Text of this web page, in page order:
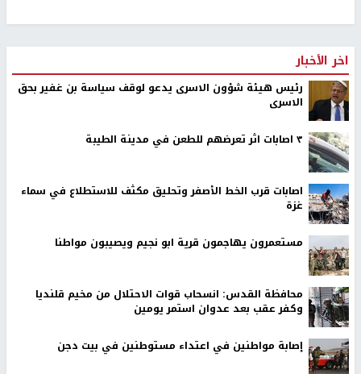
اخر الأخبار
رئيس هيئة شؤون الاسرى يدعو لوقف سياسة بن غفير بحق
الاسرى
٣ اصابات اثر تعرضهم للطعن في مدينة الطيبة
اصابات قرب الخط الأصفر وتحليق مكثف للاستطلاع في سماء
غزة
مستعمرون يهاجمون قرية ابو نجيم ويصيبون مواطنا
محافظة القدس: انسحاب قوات الاحتلال من مخيم قلنديا
وكفر عقب بعد عدوان استمر يومين
إصابة مواطنين في اعتداء مستوطنين في بيت دجن